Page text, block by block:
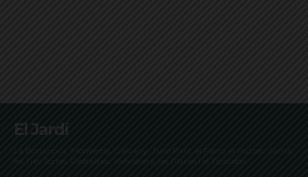
El Jardí
La Bonanova, Monterols, Galvany, Turó Parc, el Farró, el Putxet, Sarrià,
les Tres Torres, Pedralbes, Vallvidrera, les Planes i el Tibidabo